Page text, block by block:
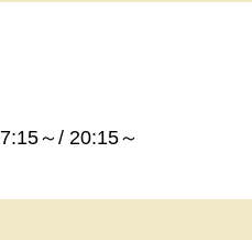
～/ 20:15～